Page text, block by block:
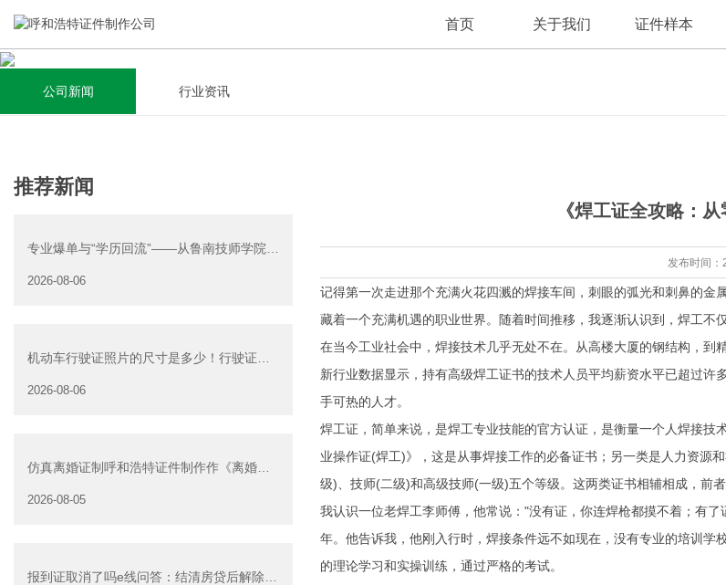
首页 关于我们
关于我们
集研发，设计，制造，安装于一体，多元化的定制需求，为上
千家企业提供过专业定制服务！
查看详情
证件样本
新闻资讯
全自动流水线规模化生产，准时按期交货，年生产能力超过
40W万方米以上，拥有遍布全国的商务合作伙伴和较为完善的
查看详情
公司新闻 行业资讯
推荐新闻
专业爆单与“学历回流”——从鲁南技师学院透
2026-08-06
机动车行驶证照片的尺寸是多少！行驶证照
2026-08-06
仿真离婚证制呼和浩特证件制作作《离婚证
2026-08-05
报到证取消了吗e线问答：结清房贷后解除抵
《焊工证全攻略：
发布时间
记得第一次走进那个充满火花四溅的焊接车间，刺眼的弧光和刺鼻的
藏着一个充满机遇的职业世界。随着时间推移，我逐渐认识到，焊工不
在当今工业社会中，焊接技术几乎无处不在。从高楼大厦的钢结构，
新行业数据显示，持有高级焊工证书的技术人员平均薪资水平已超过
手可热的人才。
焊工证，简单来说，是焊工专业技能的官方认证，是衡量一个人焊接
业操作证(焊工)》，这是从事焊接工作的必备证书；另一类是人力资源
级)、技师(二级)和高级技师(一级)五个等级。这两类证书相辅相成，前
我认识一位老焊工李师傅，他常说："没有证，你连焊枪都摸不着；有
年。他告诉我，他刚入行时，焊接条件远不如现在，没有专业的培训
的理论学习和实操训练，通过严格的考试。